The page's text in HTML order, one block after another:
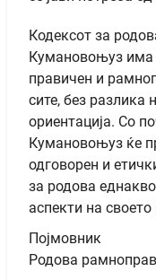
Кодексот за
Кумановоњуз има
правичен и
сите, без разлика
ориентација. Со
Кумановоњуз ќе
одговорен и
за родова
аспекти на
Појмовник
Родова